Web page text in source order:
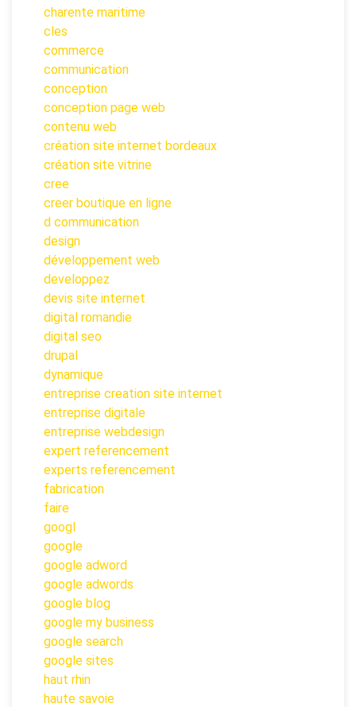
charente maritime
cles
commerce
communication
conception
conception page web
contenu web
création site internet bordeaux
création site vitrine
cree
creer boutique en ligne
d communication
design
développement web
developpez
devis site internet
digital romandie
digital seo
drupal
dynamique
entreprise creation site internet
entreprise digitale
entreprise webdesign
expert referencement
experts referencement
fabrication
faire
googl
google
google adword
google adwords
google blog
google my business
google search
google sites
haut rhin
haute savoie